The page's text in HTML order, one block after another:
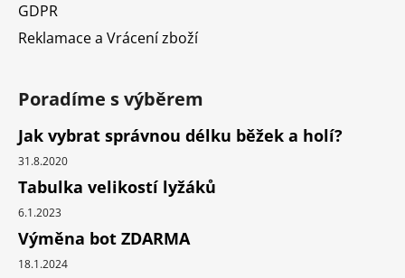
GDPR
Reklamace a Vrácení zboží
Poradíme s výběrem
Jak vybrat správnou délku běžek a holí?
31.8.2020
Tabulka velikostí lyžáků
6.1.2023
Výměna bot ZDARMA
18.1.2024